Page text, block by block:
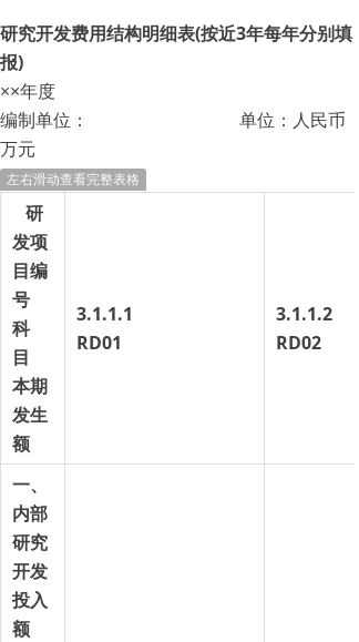
研究开发费用结构明细表(按近3年每年分别填
报)
××年度
编制单位： 单位：人民币
万元
左右滑动查看完整表格
研
发项
目编
号
科
目
本期
发生
额
3.1.1.1
RD01
RD02
一、
内部
研究
开发
投入
额